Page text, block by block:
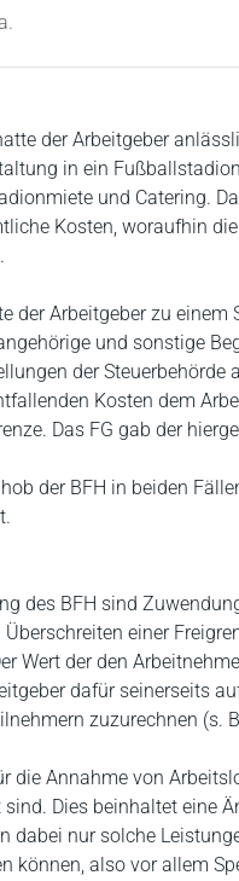
der Arbeitgeber
in ein
und Catering.
Kosten, woraufhin
der Arbeitgeber zu
und sonstige
der
Kosten dem
Das FG gab der
der BFH in beiden
des BFH sind
einer
Wert der den
dafür seinerseits
zuzurechnen (s.
die Annahme von
Dies beinhaltet eine
dabei nur solche
können, also vor allem